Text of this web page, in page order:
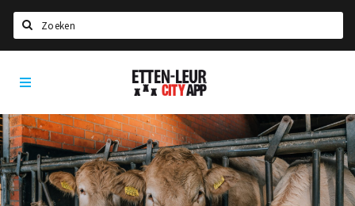
Home
Agenda
Deals
Party pics
Nieuws, interviews & blogs
Etten-
Leur
App